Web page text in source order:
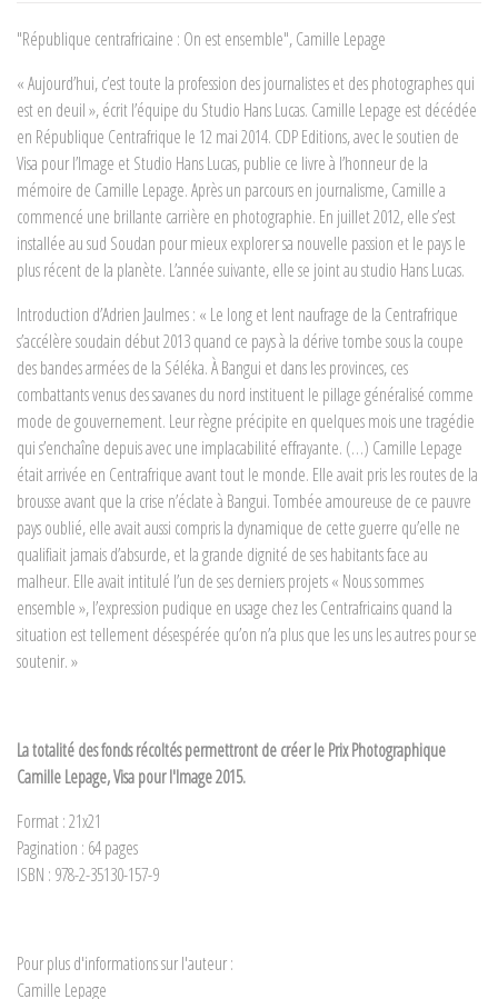
"République centrafricaine : On est ensemble", Camille Lepage
« Aujourd’hui, c’est toute la profession des journalistes et des photographes qui
est en deuil », écrit l’équipe du Studio Hans Lucas. Camille Lepage est décédée
en République Centrafrique le 12 mai 2014. CDP Editions, avec le soutien de
Visa pour l’Image et Studio Hans Lucas, publie ce livre à l’honneur de la
mémoire de Camille Lepage. Après un parcours en journalisme, Camille a
commencé une brillante carrière en photographie. En juillet 2012, elle s’est
installée au sud Soudan pour mieux explorer sa nouvelle passion et le pays le
plus récent de la planète. L’année suivante, elle se joint au studio Hans Lucas.
Introduction d’Adrien Jaulmes : « Le long et lent naufrage de la Centrafrique
s’accélère soudain début 2013 quand ce pays à la dérive tombe sous la coupe
des bandes armées de la Séléka. À Bangui et dans les provinces, ces
combattants venus des savanes du nord instituent le pillage généralisé comme
mode de gouvernement. Leur règne précipite en quelques mois une tragédie
qui s’enchaîne depuis avec une implacabilité effrayante. (…) Camille Lepage
était arrivée en Centrafrique avant tout le monde. Elle avait pris les routes de la
brousse avant que la crise n’éclate à Bangui. Tombée amoureuse de ce pauvre
pays oublié, elle avait aussi compris la dynamique de cette guerre qu’elle ne
qualifiait jamais d’absurde, et la grande dignité de ses habitants face au
malheur. Elle avait intitulé l’un de ses derniers projets « Nous sommes
ensemble », l’expression pudique en usage chez les Centrafricains quand la
situation est tellement désespérée qu’on n’a plus que les uns les autres pour se
soutenir. »
La totalité des fonds récoltés permettront de créer le Prix Photographique
Camille Lepage, Visa pour l'Image 2015.
Format : 21x21
Pagination : 64 pages
ISBN : 978-2-35130-157-9
Pour plus d'informations sur l'auteur :
Camille Lepage